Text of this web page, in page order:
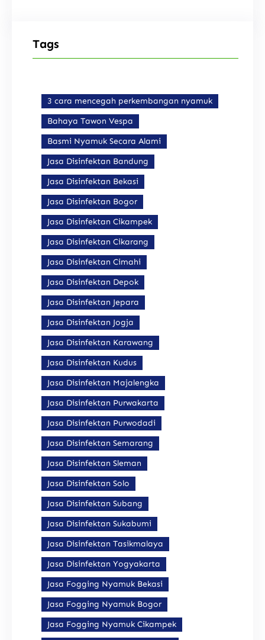
Tags
3 cara mencegah perkembangan nyamuk
Bahaya Tawon Vespa
Basmi Nyamuk Secara Alami
Jasa Disinfektan Bandung
Jasa Disinfektan Bekasi
Jasa Disinfektan Bogor
Jasa Disinfektan Cikampek
Jasa Disinfektan Cikarang
Jasa Disinfektan Cimahi
Jasa Disinfektan Depok
Jasa Disinfektan Jepara
Jasa Disinfektan Jogja
Jasa Disinfektan Karawang
Jasa Disinfektan Kudus
Jasa Disinfektan Majalengka
Jasa Disinfektan Purwakarta
Jasa Disinfektan Purwodadi
Jasa Disinfektan Semarang
Jasa Disinfektan Sleman
Jasa Disinfektan Solo
Jasa Disinfektan Subang
Jasa Disinfektan Sukabumi
Jasa Disinfektan Tasikmalaya
Jasa Disinfektan Yogyakarta
Jasa Fogging Nyamuk Bekasi
Jasa Fogging Nyamuk Bogor
Jasa Fogging Nyamuk Cikampek